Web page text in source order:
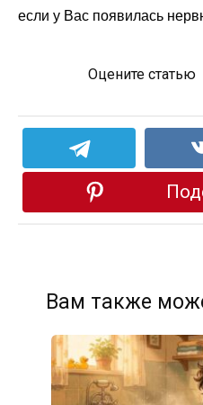
если у Вас появилась
Оцените статью
Вам также